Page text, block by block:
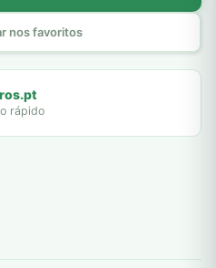
nos favoritos
rápido